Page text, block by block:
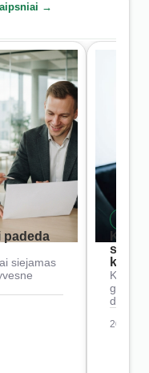
→
padeda
siejamas
Kaip
2026-